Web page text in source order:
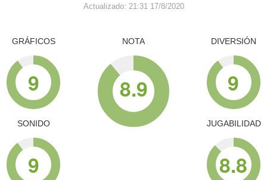
Actualizado: 21:31 17/8/2020
GRÁFICOS
9
SONIDO
9
NOTA
8.9
DIVERSIÓN
9
JUGABILIDAD
8.8